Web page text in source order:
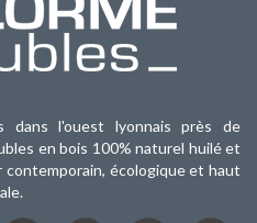
dans l'ouest lyonnais près de
en bois 100% naturel huilé et
contemporain, écologique et haut